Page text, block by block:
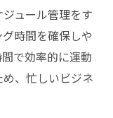
ュール管理をす
時間を確保しや
で効率的に運動
、忙しいビジネ